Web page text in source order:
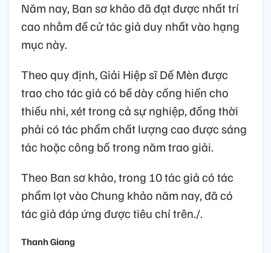
Năm nay, Ban sơ khảo đã đạt được nhất trí
cao nhằm đề cử tác giả duy nhất vào hạng
mục này.
Theo quy định, Giải Hiệp sĩ Dế Mèn được
trao cho tác giả có bề dày cống hiến cho
thiếu nhi, xét trong cả sự nghiệp, đồng thời
phải có tác phẩm chất lượng cao được sáng
tác hoặc công bố trong năm trao giải.
Theo Ban sơ khảo, trong 10 tác giả có tác
phẩm lọt vào Chung khảo năm nay, đã có
tác giả đáp ứng được tiêu chí trên./.
Thanh Giang